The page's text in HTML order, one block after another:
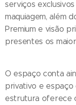
serviços
maquiagem, além
Premium e visão
presentes os
O espaço conta
privativo e espaço
estrutura oferece